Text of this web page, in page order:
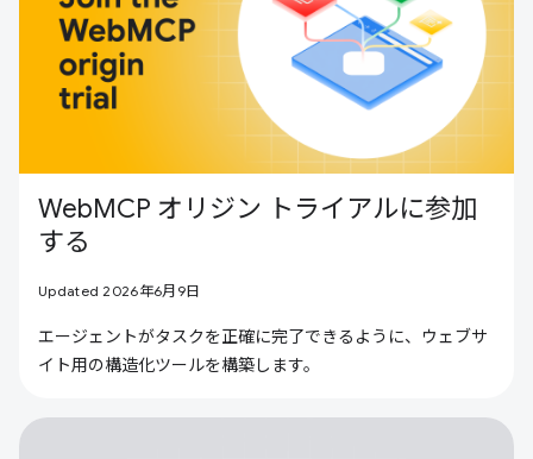
WebMCP オリジン トライアルに参加
する
Updated 2026年6月9日
エージェントがタスクを正確に完了できるように、ウェブサ
イト用の構造化ツールを構築します。